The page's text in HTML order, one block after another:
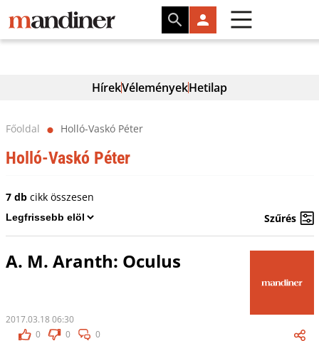
HírekVéleményekHetilap
Főoldal ⬤ Holló-Vaskó Péter
Holló-Vaskó Péter
7 dbcikk összesen
Szűrés
A. M. Aranth: Oculus
2017.03.18 06:30
0
0 0